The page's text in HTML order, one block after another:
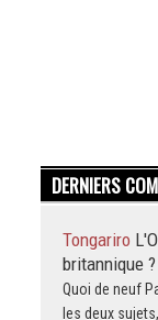
DERNIERS
Tongariro
britannique ?
Quoi de neuf
les deux